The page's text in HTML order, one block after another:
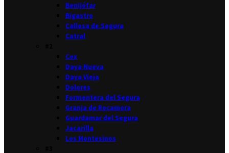
Benijófar
Bigastro
Callosa de Segura
Catral
Cox
Daya Nueva
Daya Vieja
Dolores
Formentera del Segura
Granja de Rocamora
Guardamar del Segura
Jacarilla
Los Montesinos